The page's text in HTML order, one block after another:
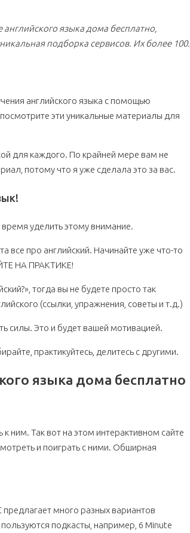
английского языка дома бесплатно,
подборка сервисов. Их более 100.
английского языка с помощью
эти уникальные материалы для
для каждого. По крайней мере вам не
потому что я уже сделала это за вас.
уделить этому внимание.
все про английский. Начинайте уже что-то
НА ПРАКТИКЕ!
тогда вы не будете просто так
(ссылки, упражнения, советы и т.д.)
силы. Это и будет вашей мотивацией.
практикуйтесь, делитесь с другими.
языка дома бесплатно
ним. Так вот на этом интерактивном сайте
и поиграть с ними. Обширная
предлагает много разных вариантов
подкасты, например, 6 Minute